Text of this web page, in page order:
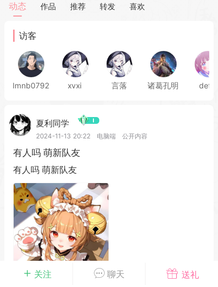
萌新报道 活动中心
100
04-03 16:49
电脑端 公开内容
2026⭐二次元宇宙⭐全新版
起开发的小伙伴们~
~直接看效果吧~
起开发属于大家的“二次元宇宙”
~为爱发电~持续更新~
关注 聊天 送礼
动态 作品 推荐 转发 喜欢
访客
lmnb0792 xvxi 言落 诸葛孔明 defu
夏利同学
2024-11-13 20:22 电脑端 公开内容
有人吗 萌新队友
有人吗 萌新队友